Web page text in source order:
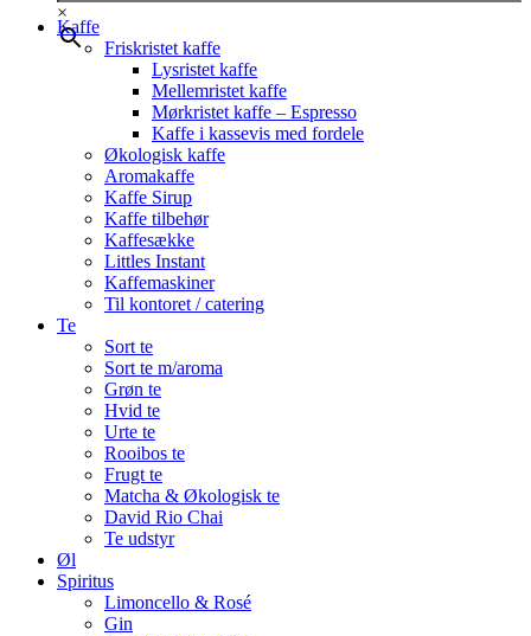
×
Kaffe
Friskristet kaffe
Lysristet kaffe
Mellemristet kaffe
Mørkristet kaffe – Espresso
Kaffe i kassevis med fordele
Økologisk kaffe
Aromakaffe
Kaffe Sirup
Kaffe tilbehør
Kaffesække
Littles Instant
Kaffemaskiner
Til kontoret / catering
Te
Sort te
Sort te m/aroma
Grøn te
Hvid te
Urte te
Rooibos te
Frugt te
Matcha & Økologisk te
David Rio Chai
Te udstyr
Øl
Spiritus
Limoncello & Rosé
Gin